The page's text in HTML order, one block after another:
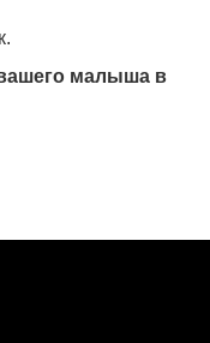
малыша в